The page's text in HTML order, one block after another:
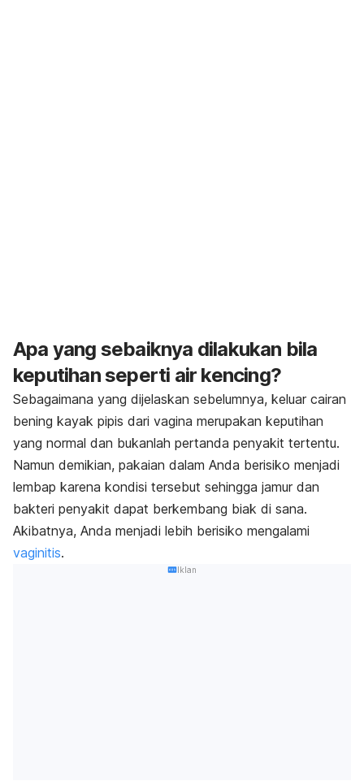
Apa yang sebaiknya dilakukan bila
keputihan seperti air kencing?
Sebagaimana yang dijelaskan sebelumnya, keluar cairan
bening kayak pipis dari vagina merupakan keputihan
yang normal dan bukanlah pertanda penyakit tertentu.
Namun demikian, pakaian dalam Anda berisiko menjadi
lembap karena kondisi tersebut sehingga jamur dan
bakteri penyakit dapat berkembang biak di sana.
Akibatnya, Anda menjadi lebih berisiko mengalami
vaginitis.
Iklan